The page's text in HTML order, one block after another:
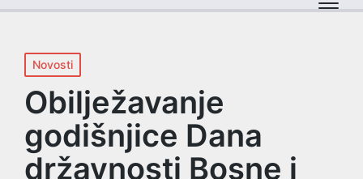
Posted
in
Novosti
Obilježavanje
godišnjice Dana
državnosti Bosne i